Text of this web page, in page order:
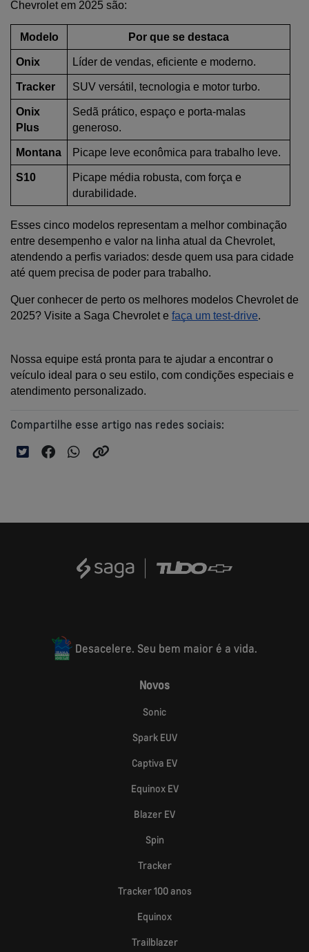
Chevrolet em 2025 são:
Modelo Por que se destaca
Onix Líder de vendas, eficiente e moderno.
Tracker SUV versátil, tecnologia e motor turbo.
Onix
Plus
Sedã prático, espaço e porta-malas
generoso.
Montana Picape leve econômica para trabalho leve.
S10
Picape média robusta, com força e
durabilidade.
Esses cinco modelos representam a melhor combinação
entre desempenho e valor na linha atual da Chevrolet,
atendendo a perfis variados: desde quem usa para cidade
até quem precisa de poder para trabalho.
Quer conhecer de perto os melhores modelos Chevrolet de
2025? Visite a Saga Chevrolet e faça um test-drive.
Nossa equipe está pronta para te ajudar a encontrar o
veículo ideal para o seu estilo, com condições especiais e
atendimento personalizado.
Compartilhe esse artigo nas redes sociais:
Desacelere. Seu bem maior é a vida.
Novos
Sonic
Spark EUV
Captiva EV
Equinox EV
Blazer EV
Spin
Tracker
Tracker 100 anos
Equinox
Trailblazer